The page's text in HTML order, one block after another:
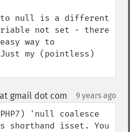
to null is a different
not set - there
way to
my (pointless)
gmail dot com 9 years ago
'null coalesce
shorthand isset. You